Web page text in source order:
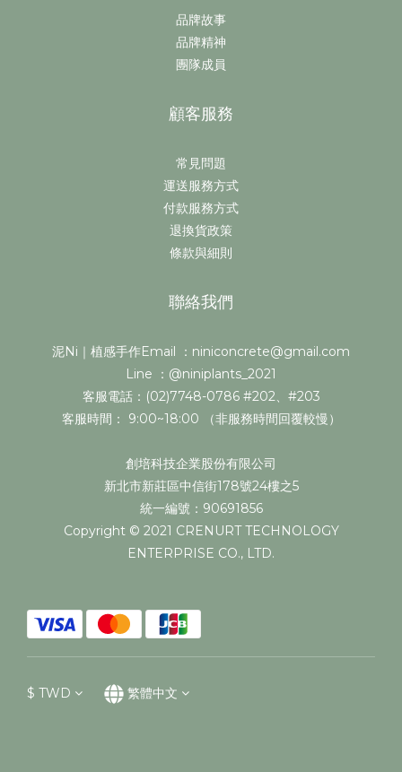
品牌故事
品牌精神
團隊成員
顧客服務
常見問題
運送服務方式
付款服務方式
退換貨政策
條款與細則
聯絡我們
泥Ni｜植感手作Email ：niniconcrete@gmail.com
Line ：@niniplants_2021
客服電話：(02)7748-0786 #202、#203
客服時間： 9:00~18:00 （非服務時間回覆較慢）
創培科技企業股份有限公司
新北市新莊區中信街178號24樓之5
統一編號：90691856
Copyright © 2021 CRENURT TECHNOLOGY
ENTERPRISE CO., LTD.
$ TWD 繁體中文